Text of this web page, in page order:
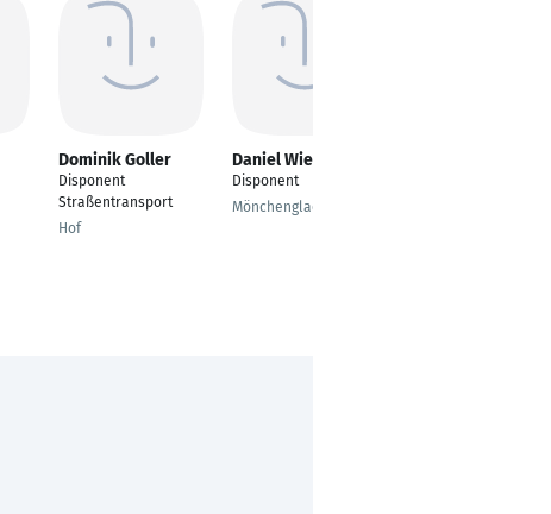
Dominik Goller
Disponent
Straßentransport
Hof
Daniel Wieczorek
Disponent
Mönchengladbach